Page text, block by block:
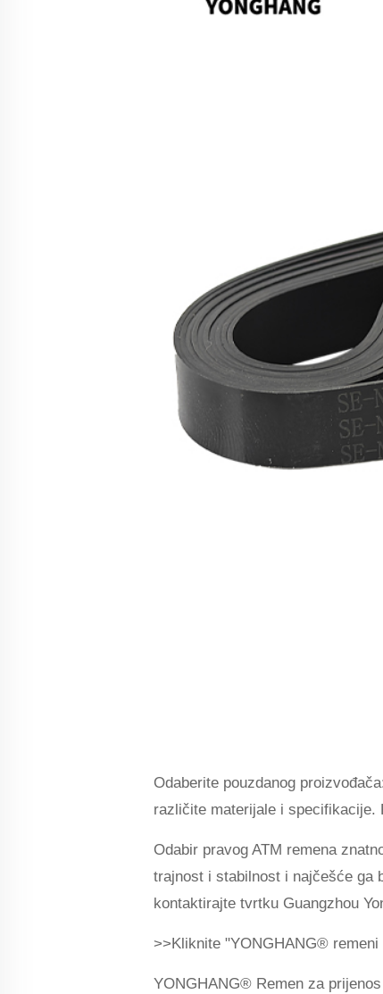
Odaberite pouzdanog
različite materijale i specifikacije.
Odabir pravog ATM remena
trajnost i stabilnost i najčešće ga
kontaktirajte tvrtku Guangzhou
>>Kliknite "YONGHANG®
YONGHANG® Remen za